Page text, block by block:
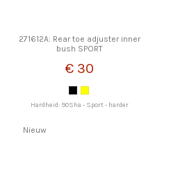
271612A: Rear toe adjuster inner
bush SPORT
€ 30
Hardheid: 90Sha - Sport - harder
Nieuw